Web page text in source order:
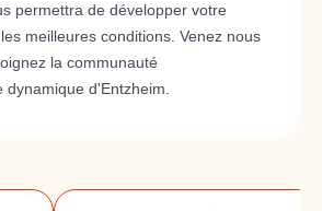
permettra de développer votre
meilleures conditions. Venez nous
la communauté
d'Entzheim.